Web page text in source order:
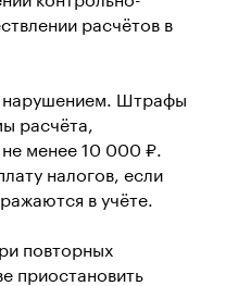
расчётов в
нарушением. Штрафы
расчёта,
не менее 10 000 ₽.
налогов, если
в учёте.
повторных
приостановить